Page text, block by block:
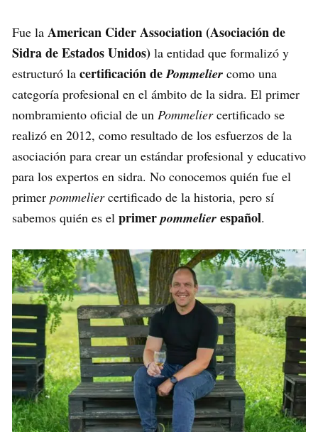
Fue la American Cider Association (Asociación de
Sidra de Estados Unidos) la entidad que formalizó y
estructuró la certificación dePommelier como una
categoría profesional en el ámbito de la sidra. El primer
nombramiento oficial de un Pommeliercertificado se
realizó en 2012, como resultado de los esfuerzos de la
asociación para crear un estándar profesional y educativo
para los expertos en sidra. No conocemos quién fue el
primer pommeliercertificado de la historia, pero sí
sabemos quién es el primerpommelier español.